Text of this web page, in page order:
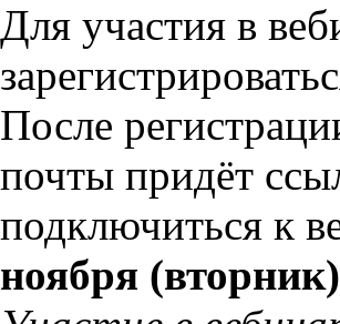
Для участия в
После
почты придёт
подключиться к
ноября